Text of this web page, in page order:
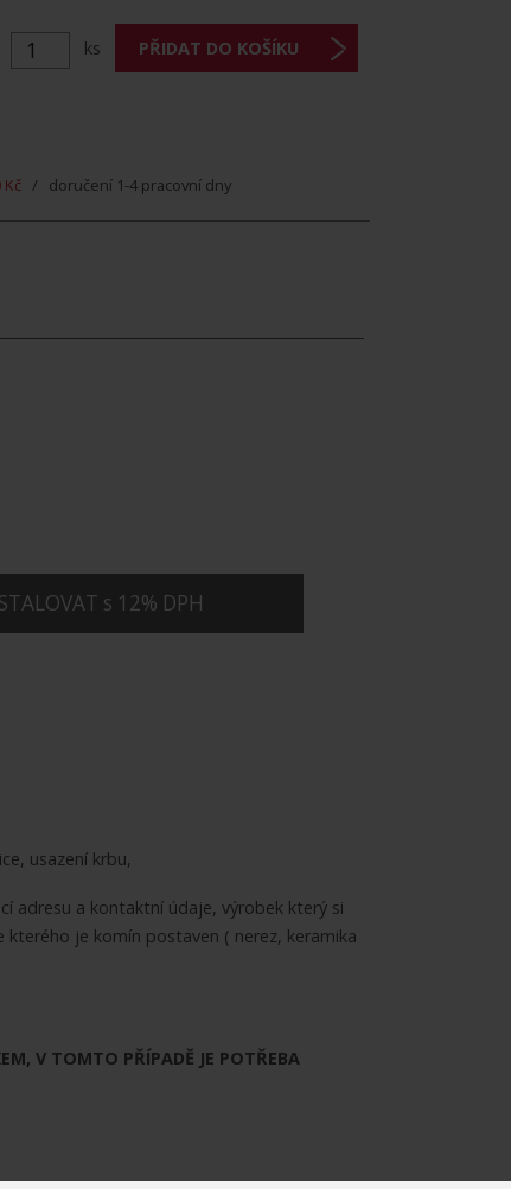
ks
Kč / doručení 1-4 pracovní dny
s 12% DPH
usazení krbu,
adresu a kontaktní údaje, výrobek který si
je komín postaven ( nerez, keramika
V TOMTO PŘÍPADĚ JE POTŘEBA